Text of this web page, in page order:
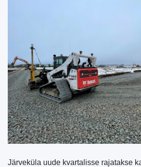
Järveküla uude kvartalisse rajatakse